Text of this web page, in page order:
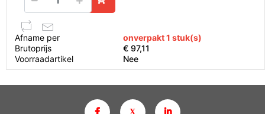
Afname per
onverpakt 1 stuk(s)
Brutoprijs
€ 97,11
Voorraadartikel
Nee